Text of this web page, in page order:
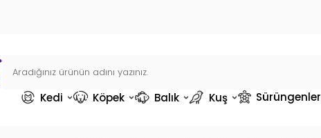
Kedi Köpek Balık Kuş Sürüngenler